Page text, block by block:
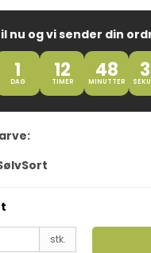
nu og vi sender din
1
DAG 12
TIMER 48
MINUTTER
Sort
stk.